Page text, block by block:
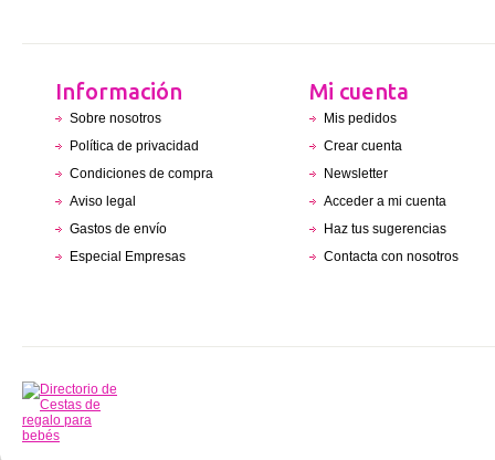
Información
Sobre nosotros
Política de privacidad
Condiciones de compra
Aviso legal
Gastos de envío
Especial Empresas
Mi cuenta
Mis pedidos
Crear cuenta
Newsletter
Acceder a mi cuenta
Haz tus sugerencias
Contacta con nosotros